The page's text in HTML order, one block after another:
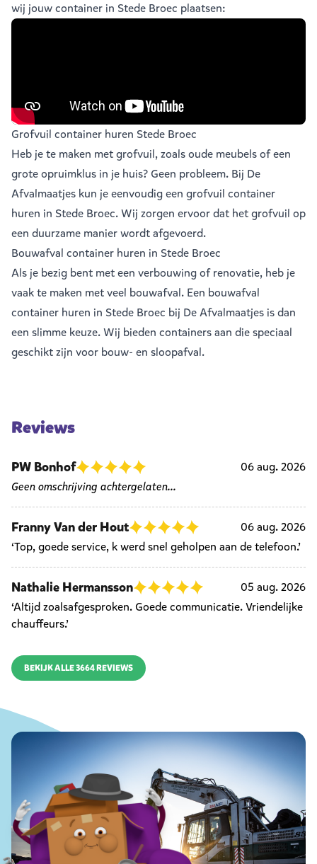
wij jouw container in Stede Broec plaatsen:
Grofvuil container huren Stede Broec
Heb je te maken met grofvuil, zoals oude meubels of een
grote opruimklus in je huis? Geen probleem. Bij De
Afvalmaatjes kun je eenvoudig een grofvuil container
huren in Stede Broec. Wij zorgen ervoor dat het grofvuil op
een duurzame manier wordt afgevoerd.
Bouwafval container huren in Stede Broec
Als je bezig bent met een verbouwing of renovatie, heb je
vaak te maken met veel bouwafval. Een bouwafval
container huren in Stede Broec bij De Afvalmaatjes is dan
een slimme keuze. Wij bieden containers aan die speciaal
geschikt zijn voor bouw- en sloopafval.
Reviews
PW Bonhof
06 aug. 2026
Geen omschrijving achtergelaten...
Franny Van der Hout
06 aug. 2026
‘Top, goede service, k werd snel geholpen aan de telefoon.’
Nathalie Hermansson
05 aug. 2026
‘Altijd zoalsafgesproken. Goede communicatie. Vriendelijke
chauffeurs.’
BEKIJK ALLE 3664 REVIEWS